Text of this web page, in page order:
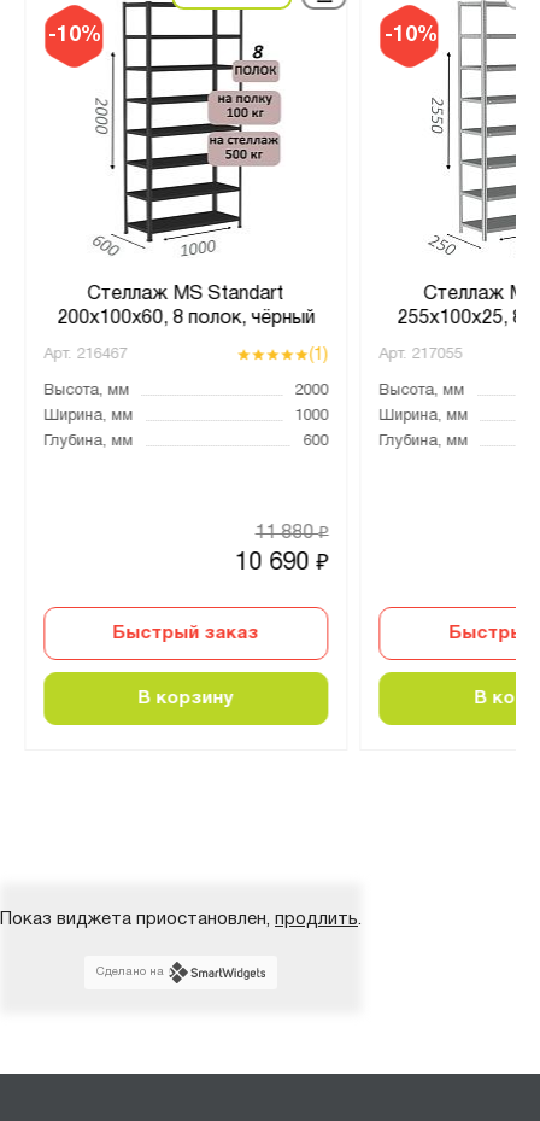
-10%
Стеллаж MS Standart
200х100х60, 8 полок, чёрный
Арт. 216467 (1)
Высота, мм
2000
Ширина, мм
1000
Глубина, мм
600
10 690₽
11 880₽
Быстрый заказ
В корзину
-10%
Стеллаж
255х100х25, 8
Арт. 217055
Высота, мм
Ширина, мм
Глубина, мм
Быстрый
В
Показ виджета приостановлен, продлить.
Сделано на